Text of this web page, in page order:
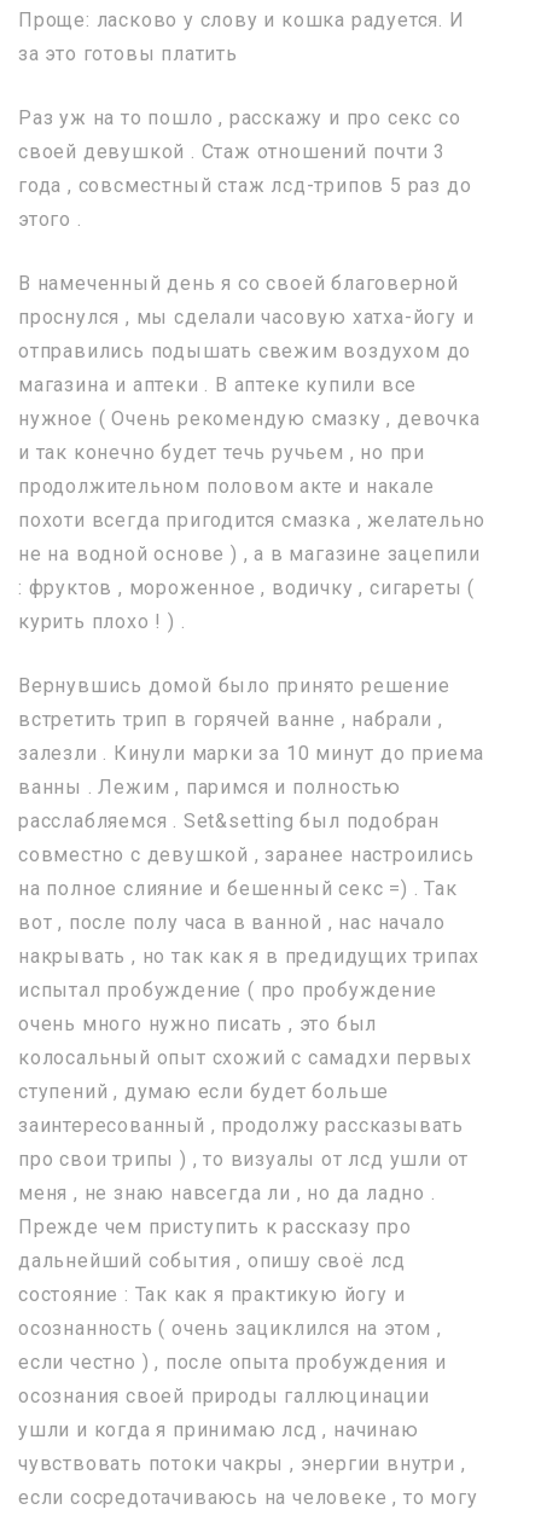
Проще: ласково у слову и кошка радуется. И
за это готовы платить
Раз уж на то пошло , расскажу и про секс со
своей девушкой . Стаж отношений почти 3
года , совсместный стаж лсд-трипов 5 раз до
этого .
В намеченный день я со своей благоверной
проснулся , мы сделали часовую хатха-йогу и
отправились подышать свежим воздухом до
магазина и аптеки . В аптеке купили все
нужное ( Очень рекомендую смазку , девочка
и так конечно будет течь ручьем , но при
продолжительном половом акте и накале
похоти всегда пригодится смазка , желательно
не на водной основе ) , а в магазине зацепили
: фруктов , мороженное , водичку , сигареты (
курить плохо ! ) .
Вернувшись домой было принято решение
встретить трип в горячей ванне , набрали ,
залезли . Кинули марки за 10 минут до приема
ванны . Лежим , паримся и полностью
расслабляемся . Set&setting был подобран
совместно с девушкой , заранее настроились
на полное слияние и бешенный секс =) . Так
вот , после полу часа в ванной , нас начало
накрывать , но так как я в предидущих трипах
испытал пробуждение ( про пробуждение
очень много нужно писать , это был
колосальный опыт схожий с самадхи первых
ступений , думаю если будет больше
заинтересованный , продолжу рассказывать
про свои трипы ) , то визуалы от лсд ушли от
меня , не знаю навсегда ли , но да ладно .
Прежде чем приступить к рассказу про
дальнейший события , опишу своё лсд
состояние : Так как я практикую йогу и
осознанность ( очень зациклился на этом ,
если честно ) , после опыта пробуждения и
осознания своей природы галлюцинации
ушли и когда я принимаю лсд , начинаю
чувствовать потоки чакры , энергии внутри ,
если сосредотачиваюсь на человеке , то могу